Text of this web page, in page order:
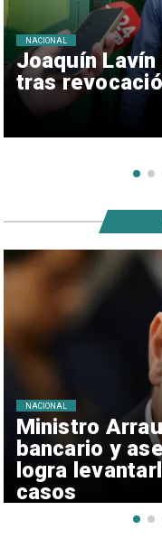
Joaquín
tras
NACIONAL
Ministro
bancario y
logra
casos
NACIONAL